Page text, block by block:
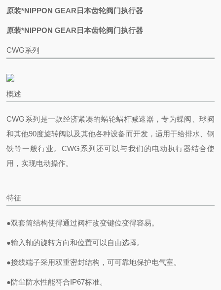
原装*NIPPON GEAR日本齿轮阀门执行器
原装*NIPPON GEAR日本齿轮阀门执行器
CWG系列
概述
CWG系列是一款经济紧凑的蜗轮蜗杆减速器，专为蝶阀、球阀
和其他90度旋转阀以及其他各种设备而开发，适用于给排水、钢
铁等一般行业。CWG系列还可以与我们的电动执行器结合使
用，实现电动操作。
特征
●双套筒结构使得通过阀杆改变键位变得容易。
●输入轴的旋转方向和位置可以自由选择。
●接线端子采用双重密封结构，可可靠地保护电气室。
●防尘防水性能符合IP67标准。